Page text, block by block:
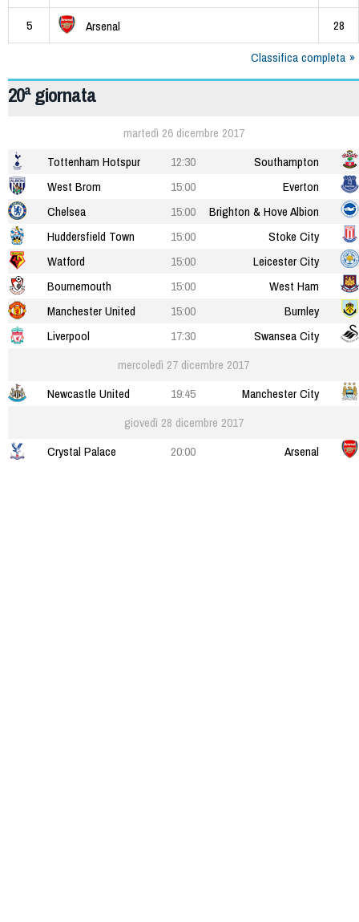
5 Arsenal
28
Classifica completa
20ª giornata
martedì 26 dicembre 2017
Tottenham Hotspur
12:30
Southampton
West Brom
15:00
Everton
Chelsea
15:00
Brighton & Hove Albion
Huddersfield Town
15:00
Stoke City
Watford
15:00
Leicester City
Bournemouth
15:00
West Ham
Manchester United
15:00
Burnley
Liverpool
17:30
Swansea City
mercoledì 27 dicembre 2017
Newcastle United
19:45
Manchester City
giovedì 28 dicembre 2017
Crystal Palace
20:00 Arsenal